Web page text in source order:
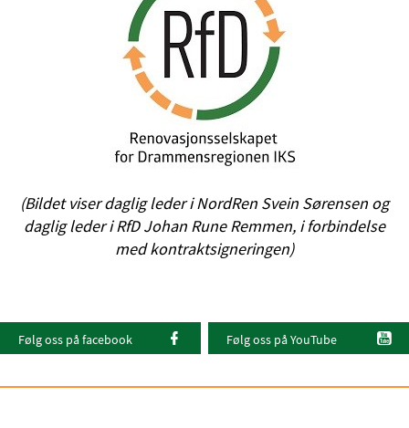
(Bildet viser daglig leder i NordRen Svein Sørensen og
daglig leder i RfD Johan Rune Remmen, i forbindelse
med kontraktsigneringen)
Følg oss på facebook Følg oss på YouTube